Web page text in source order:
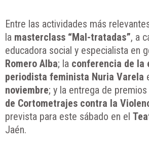
Entre las actividades más
la masterclass “Mal-tratadas”, a
educadora social y especialista en
Romero Alba; la conferencia de la
periodista feminista Nuria Varela
noviembre; y la entrega de
de Cortometrajes contra la
prevista para este sábado en el
Jaén.